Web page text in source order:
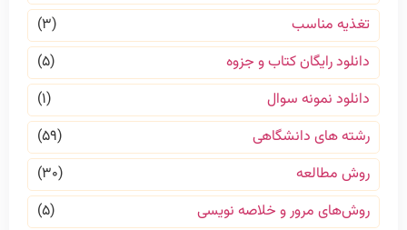
تغذیه مناسب
(۳)
دانلود رایگان کتاب و جزوه
(۵)
دانلود نمونه سوال
(۱)
رشته های دانشگاهی
(۵۹)
روش مطالعه
(۳۰)
روش‌های مرور و خلاصه نویسی
(۵)